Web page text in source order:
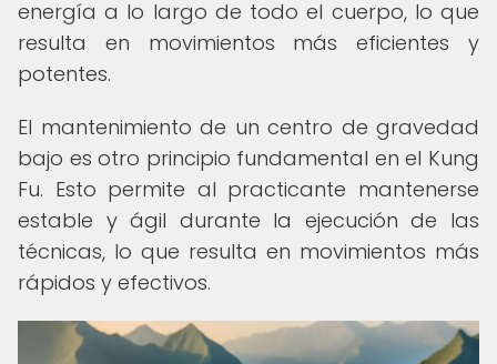
energía a lo largo de todo el cuerpo, lo que
resulta en movimientos más eficientes y
potentes.
El mantenimiento de un centro de gravedad
bajo es otro principio fundamental en el Kung
Fu. Esto permite al practicante mantenerse
estable y ágil durante la ejecución de las
técnicas, lo que resulta en movimientos más
rápidos y efectivos.